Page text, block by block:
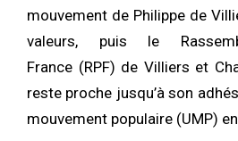
mouvement de Philippe de
valeurs, puis le
France (RPF) de Villiers et
reste proche jusqu’à son
mouvement populaire (UMP)